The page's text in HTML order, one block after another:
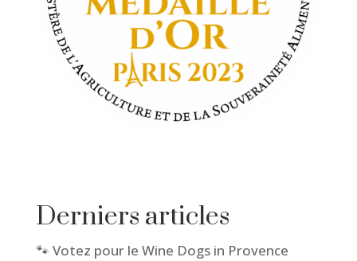
Derniers articles
🐾 Votez pour le Wine Dogs in Provence